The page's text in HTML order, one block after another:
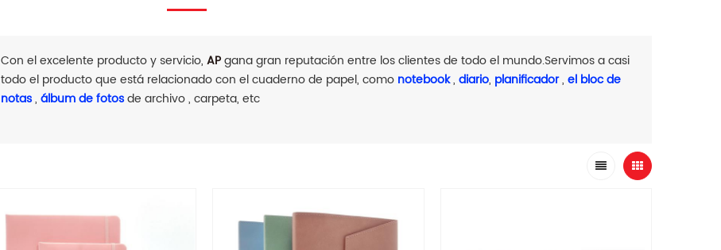
Con el excelente producto y servicio, APgana gran reputación entre los clientes de todo el mundo.Servimos a casi
todo el producto que está relacionado con el cuaderno de papel, como notebook, diario, planificador, el bloc de
notas, álbum de fotosde archivo , carpeta, etc